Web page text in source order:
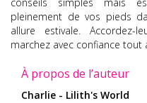
pleinement de vos pieds
allure estivale.
marchez avec confiance tout
À propos de l’auteur
Charlie - Lilith's World